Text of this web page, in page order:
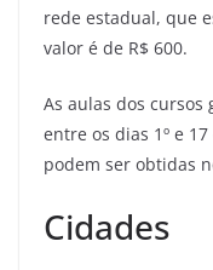
rede estadual, que
valor é de R$ 600.
As aulas dos
entre os dias 1º e
podem ser obtidas
Cidades